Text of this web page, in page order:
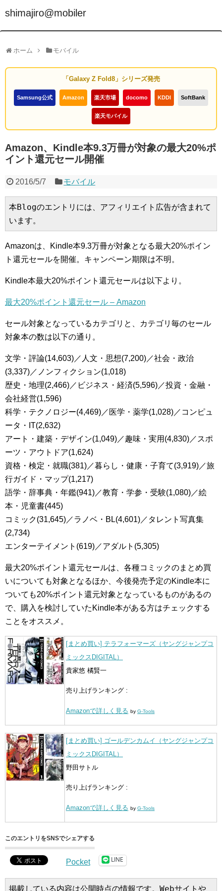
shimajiro@mobiler
ホーム モバイル
「Galaxy Z Fold8」シリーズ発売
Samsung公式 Amazon 楽天市場 docomo KDDI SoftBank
楽天モバイル
Amazon、Kindle本9.3万冊が対象の最大20%ポ
イント還元セール開催
2016/5/7 モバイル
本Blogのエントリには、アフィリエイト広告が含まれて
います。
Amazonは、Kindle本9.3万冊が対象となる最大20%ポイン
ト還元セールを開催。キャンペーン期限は不明。
Kindle本最大20%ポイント還元セールは以下より。
最大20%ポイント還元セール – Amazon
セール対象となっているカテゴリと、カテゴリ毎のセール
対象本の数は以下の通り。
文学・評論(14,603)／人文・思想(7,200)／社会・政治
(3,337)／ノンフィクション(1,018)
歴史・地理(2,466)／ビジネス・経済(5,596)／投資・金融・
会社経営(1,596)
科学・テクノロジー(4,469)／医学・薬学(1,028)／コンピュ
ータ・IT(2,632)
アート・建築・デザイン(1,049)／趣味・実用(4,830)／スポ
ーツ・アウトドア(1,624)
資格・検定・就職(381)／暮らし・健康・子育て(3,919)／旅
行ガイド・マップ(1,217)
語学・辞事典・年鑑(941)／教育・学参・受験(1,080)／絵
本・児童書(445)
コミック(31,645)／ラノベ・BL(4,601)／タレント写真集
(2,734)
エンターテイメント(619)／アダルト(5,305)
最大20%ポイント還元セールは、各種コミックのまとめ買
いについても対象となるほか、今後発売予定のKindle本に
ついても20%ポイント還元対象となっているものがあるの
で、購入を検討していたKindle本がある方はチェックする
ことをオススメ。
[まとめ買い] テラフォーマーズ（ヤングジャンプコ
ミックスDIGITAL）
貴家悠 橘賢一
売り上げランキング :
Amazonで詳しく見る by G-Tools
[まとめ買い] ゴールデンカムイ（ヤングジャンプコ
ミックスDIGITAL）
野田サトル
売り上げランキング :
Amazonで詳しく見る by G-Tools
このエントリをSNSでシェアする
Pocket LINE
掲載している内容は公開時点の情報です。Webサイトや